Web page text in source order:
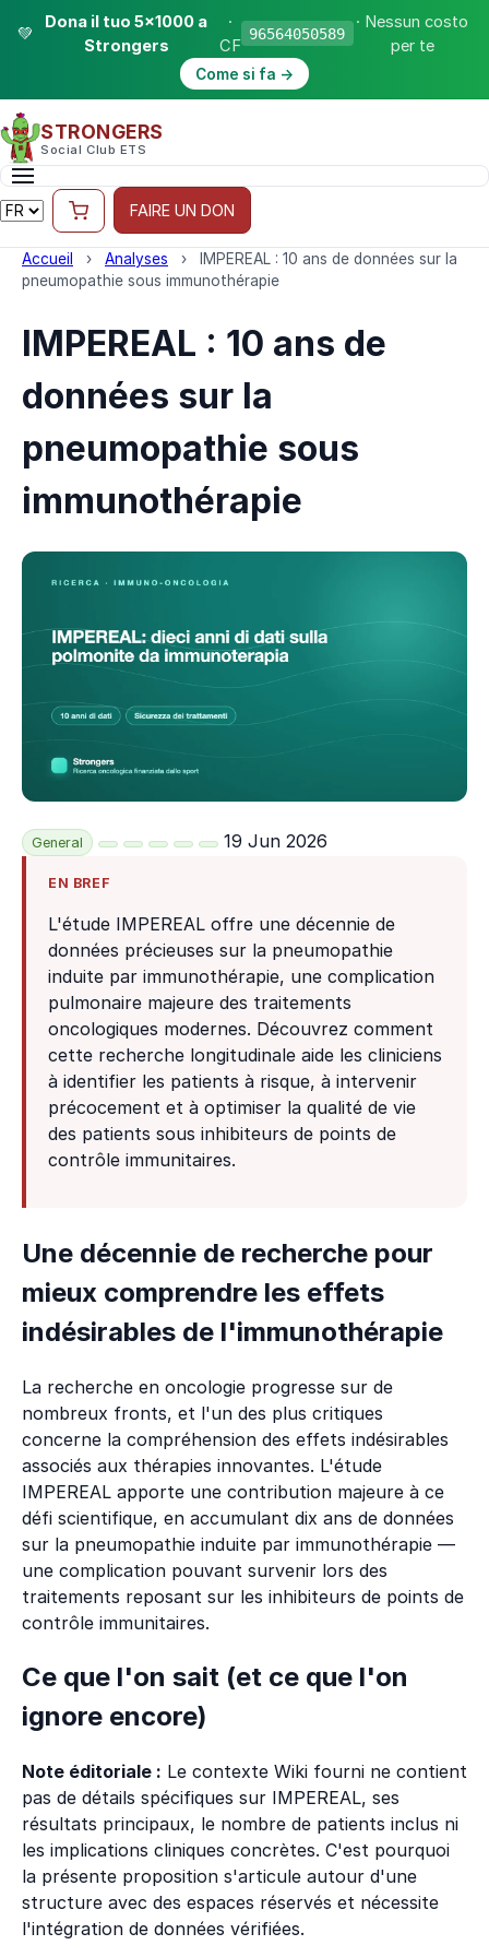
💚
Dona il tuo 5×1000 a
Strongers
·
CF
96564050589
· Nessun costo
per te
Come si fa →
STRONGERS
Social Club ETS
FAIRE UN DON
Accueil › Analyses ›
IMPEREAL : 10 ans de données sur la
pneumopathie sous immunothérapie
IMPEREAL : 10 ans de
données sur la
pneumopathie sous
immunothérapie
General 19 Jun 2026
EN BREF
L'étude IMPEREAL offre une décennie de
données précieuses sur la pneumopathie
induite par immunothérapie, une complication
pulmonaire majeure des traitements
oncologiques modernes. Découvrez comment
cette recherche longitudinale aide les cliniciens
à identifier les patients à risque, à intervenir
précocement et à optimiser la qualité de vie
des patients sous inhibiteurs de points de
contrôle immunitaires.
Une décennie de recherche pour
mieux comprendre les effets
indésirables de l'immunothérapie
La recherche en oncologie progresse sur de
nombreux fronts, et l'un des plus critiques
concerne la compréhension des effets indésirables
associés aux thérapies innovantes. L'étude
IMPEREAL apporte une contribution majeure à ce
défi scientifique, en accumulant dix ans de données
sur la pneumopathie induite par immunothérapie —
une complication pouvant survenir lors des
traitements reposant sur les inhibiteurs de points de
contrôle immunitaires.
Ce que l'on sait (et ce que l'on
ignore encore)
Note éditoriale : Le contexte Wiki fourni ne contient
pas de détails spécifiques sur IMPEREAL, ses
résultats principaux, le nombre de patients inclus ni
les implications cliniques concrètes. C'est pourquoi
la présente proposition s'articule autour d'une
structure avec des espaces réservés et nécessite
l'intégration de données vérifiées.